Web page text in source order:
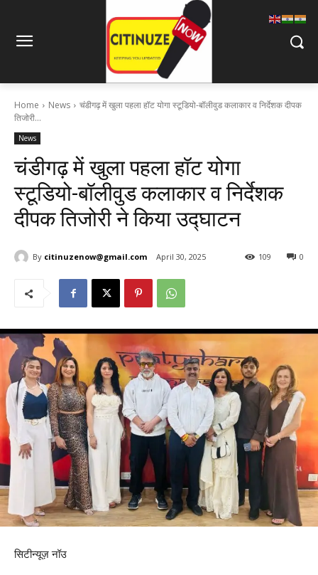
Home News
चंडीगढ़ में खुला पहला हॉट योगा स्टूडियो-बॉलीवुड कलाकार व निर्देशक दीपक
तिजोरी...
News
चंडीगढ़ में खुला पहला हॉट योगा
स्टूडियो-बॉलीवुड कलाकार व निर्देशक
दीपक तिजोरी ने किया उद्घाटन
By citinuzenow@gmail.com April 30, 2025 0
109
सिटीन्यूज़ नॉउ